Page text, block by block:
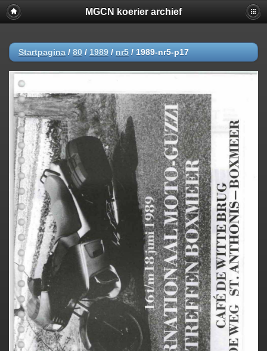
MGCN koerier archief
Startpagina / 80 / 1989 / nr5 / 1989-nr5-p17